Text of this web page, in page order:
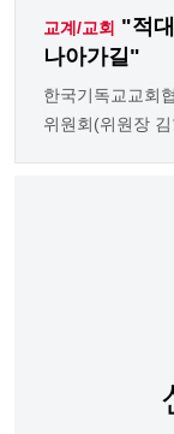
교계/교회 "적
나아가길"
한국기독교교회
위원회(위원장